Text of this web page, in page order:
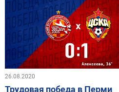
26.08.2020
Трудовая победа в Перми